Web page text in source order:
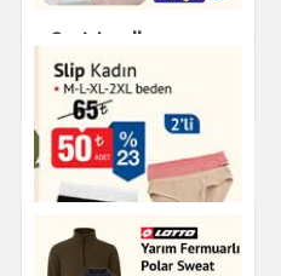
Squishmallows
Oyuncak